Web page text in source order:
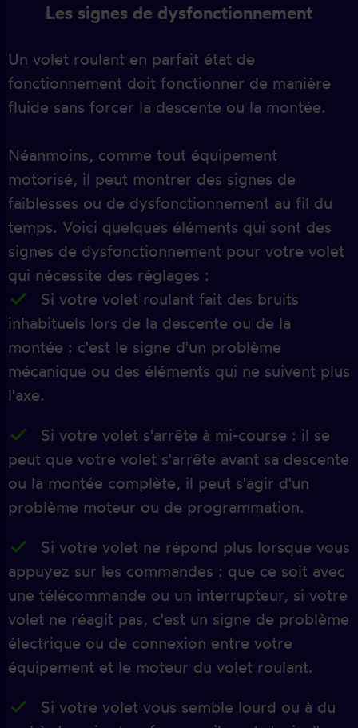
Les signes de dysfonctionnement
Un volet roulant en parfait état de
fonctionnement doit fonctionner de manière
fluide sans forcer la descente ou la montée.
Néanmoins, comme tout équipement
motorisé, il peut montrer des signes de
faiblesses ou de dysfonctionnement au fil du
temps. Voici quelques éléments qui sont des
signes de dysfonctionnement pour votre volet
qui nécessite des réglages :
Si votre volet roulant fait des bruits
inhabituels lors de la descente ou de la
montée : c'est le signe d'un problème
mécanique ou des éléments qui ne suivent plus
l'axe.
Si votre volet s'arrête à mi-course : il se
peut que votre volet s'arrête avant sa descente
ou la montée complète, il peut s'agir d'un
problème moteur ou de programmation.
Si votre volet ne répond plus lorsque vous
appuyez sur les commandes : que ce soit avec
une télécommande ou un interrupteur, si votre
volet ne réagit pas, c'est un signe de problème
électrique ou de connexion entre votre
équipement et le moteur du volet roulant.
Si votre volet vous semble lourd ou à du